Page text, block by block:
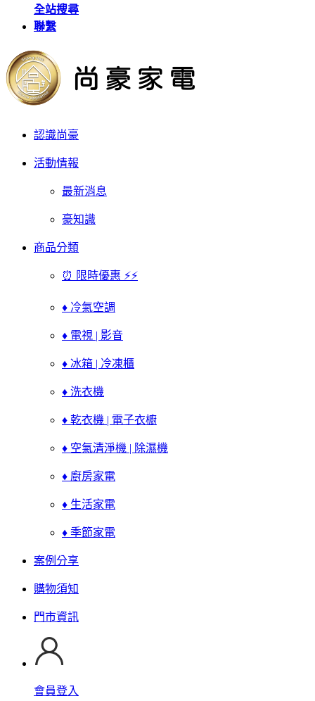
全站搜尋
聯繫
認識尚豪
活動情報
最新消息
豪知識
商品分類
⏰ 限時優惠 ⚡⚡
♦ 冷氣空調
♦ 電視 | 影音
♦ 冰箱 | 冷凍櫃
♦ 洗衣機
♦ 乾衣機 | 電子衣櫥
♦ 空氣清淨機 | 除濕機
♦ 廚房家電
♦ 生活家電
♦ 季節家電
案例分享
購物須知
門市資訊
會員登入